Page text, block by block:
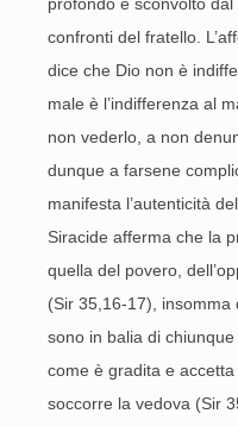
confronti del fratello.
dice che Dio non è
male è l’indifferenza al
non vederlo, a non
dunque a farsene
manifesta l’autenticità
Siracide afferma che la
quella del povero,
(Sir 35,16-17), insomma
sono in balia di
come è gradita e
soccorre la vedova (Sir